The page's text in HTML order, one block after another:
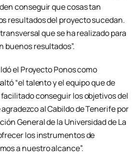
conseguir que cosas tan
resultados del proyecto sucedan.
que se ha realizado para
buenos resultados”.
el Proyecto Ponos como
“el talento y el equipo que de
conseguir los objetivos del
al Cabildo de Tenerife por
General de la Universidad de La
los instrumentos de
a nuestro alcance”.